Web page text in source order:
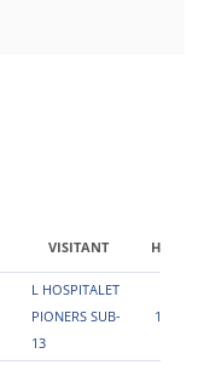
VISITANT HORA
L HOSPITALET
PIONERS SUB-
13
16:40